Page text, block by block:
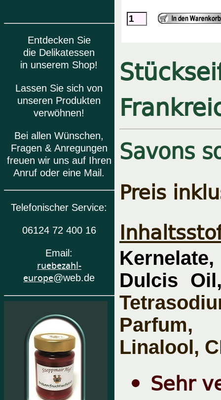
Entdecken Sie
die Delikatessen
in unserem Shop!
Lassen Sie sich von
unseren Produkten
verwöhnen!
Bei allen Wünschen,
Fragen & Anregungen
freuen wir uns auf Ihren
Anruf oder eine Mail.
Telefonischer Service:
06124 72 400 16
Email:
ruebezahl-
europe@web.de
Savons
Preis
Dulcis
Parfum,
Linalool,
Sehr